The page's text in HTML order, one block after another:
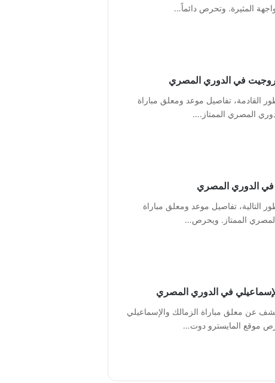
المثيرة. وتحرص دائماً…
في الدوري المصري
القادمة، تفاصيل موعد ومعلق مباراة
المصري الممتاز.…
في الدوري المصري
تفاصيل موعد ومعلق مباراة
الممتاز. ويحرص…
في الدوري المصري
عن معلق مباراة الزمالك والإسماعيلي
موقع المايسترو دوت…